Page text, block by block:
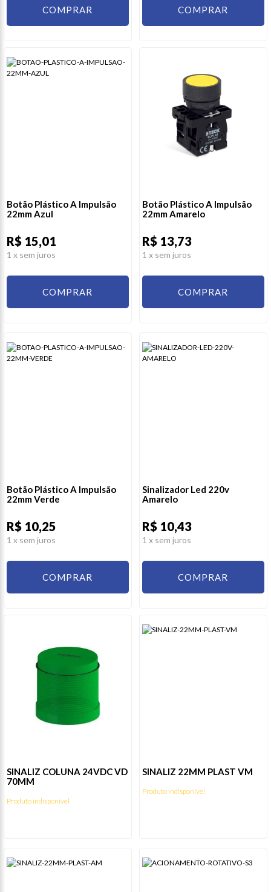
COMPRAR COMPRAR
Botão Plástico A Impulsão
22mm Azul
R$ 15,01
1 x sem juros
COMPRAR
Botão Plástico A Impulsão
22mm Amarelo
R$ 13,73
1 x sem juros
COMPRAR
Botão Plástico A Impulsão
22mm Verde
R$ 10,25
1 x sem juros
COMPRAR
Sinalizador Led 220v
Amarelo
R$ 10,43
1 x sem juros
COMPRAR
SINALIZ COLUNA 24VDC VD
70MM
Produto indisponível
SINALIZ 22MM PLAST VM
Produto indisponível